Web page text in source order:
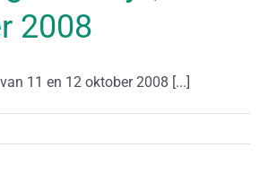
2008
11 en 12 oktober 2008 [...]